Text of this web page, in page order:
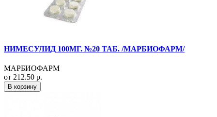
НИМЕСУЛИД 100МГ. №20 ТАБ. /МАРБИОФАРМ/
МАРБИОФАРМ
от 212.50 р.
В корзину